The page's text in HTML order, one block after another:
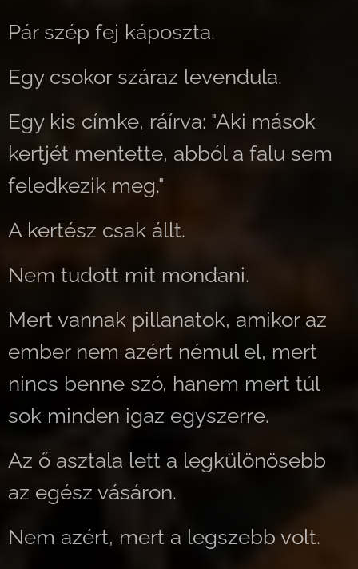
Pár szép fej káposzta.
Egy csokor száraz levendula.
Egy kis címke, ráírva: "Aki mások
kertjét mentette, abból a falu sem
feledkezik meg."
A kertész csak állt.
Nem tudott mit mondani.
Mert vannak pillanatok, amikor az
ember nem azért némul el, mert
nincs benne szó, hanem mert túl
sok minden igaz egyszerre.
Az ő asztala lett a legkülönösebb
az egész vásáron.
Nem azért, mert a legszebb volt.